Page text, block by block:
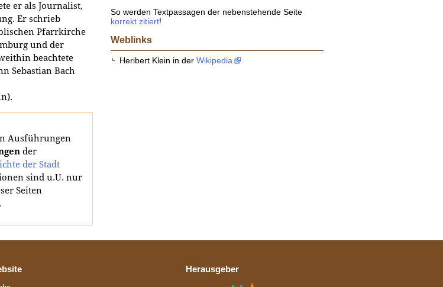
er als Journalist,
Er schrieb
Pfarrkirche
und der
beachtete
Sebastian Bach
Ausführungen
der
der Stadt
sind u.U. nur
Seiten
So werden Textpassagen der nebenstehende Seite
korrekt zitiert!
Weblinks
Heribert Klein in der Wikipedia
Herausgeber